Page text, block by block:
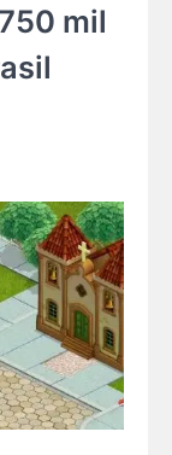
mil